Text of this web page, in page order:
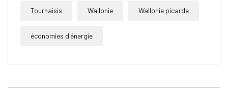
Tournaisis Wallonie Wallonie picarde
économies d'énergie